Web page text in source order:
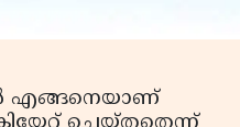
എങ്ങനെയാണ്